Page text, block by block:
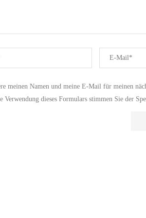
meinen Namen und meine E-Mail für meinen
Verwendung dieses Formulars stimmen Sie der